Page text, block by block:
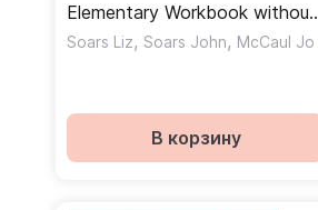
Elementary Workbook without
key Рабочая тетрадь без
Soars Liz, Soars John, McCaul Jo
В корзину